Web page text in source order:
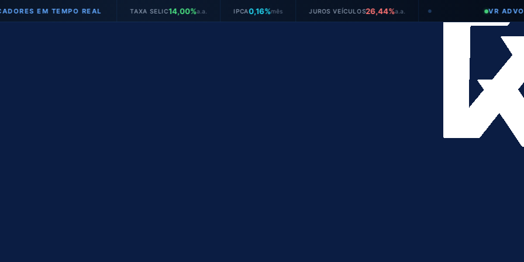
EM TEMPO REAL TAXA SELIC14,00%a.a. IPCA 0,16%mês JUROS VEÍCULOS26,44%a.a. ● VR ADVOGADOS